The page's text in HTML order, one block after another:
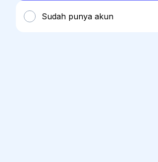
Sudah punya akun